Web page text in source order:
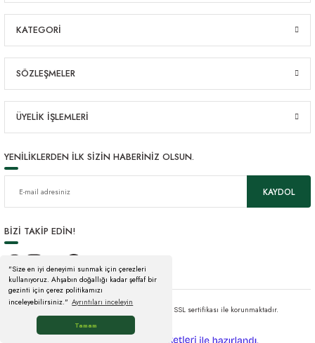
"Size en iyi deneyimi sunmak için çerezleri
kullanıyoruz. Ahşabın doğallığı kadar şeffaf bir
gezinti için çerez politikamızı
inceleyebilirsiniz." Ayrıntıları inceleyin
Tamam
KATEGORİ
SÖZLEŞMELER
ÜYELİK İŞLEMLERİ
YENİLİKLERDEN İLK SİZİN HABERİNİZ OLSUN.
KAYDOL
BİZİ TAKİP EDİN!
© Tüm hakları saklıdır. Kredi kartı bilgileriniz 256bit SSL sertifikası ile korunmaktadır.
e-